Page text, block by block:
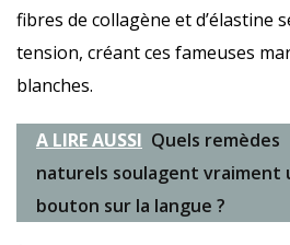
fibres de collagène et d’élastine
tension, créant ces fameuses
blanches.
A LIRE AUSSI Quels remèdes
naturels soulagent vraiment
bouton sur la langue ?